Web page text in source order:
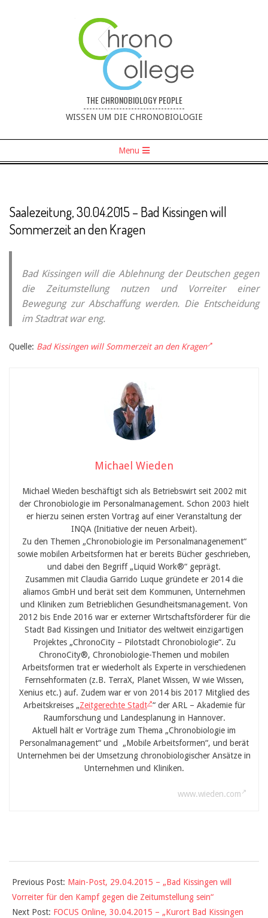
THE CHRONOBIOLOGY PEOPLE
----------------------------------
WISSEN UM DIE CHRONOBIOLOGIE
Menu
Saalezeitung, 30.04.2015 – Bad Kissingen will
Sommerzeit an den Kragen
Bad Kissingen will die Ablehnung der Deutschen gegen
die Zeitumstellung nutzen und Vorreiter einer
Bewegung zur Abschaffung werden. Die Entscheidung
im Stadtrat war eng.
Quelle: Bad Kissingen will Sommerzeit an den Kragen
Michael Wieden
Michael Wieden beschäftigt sich als Betriebswirt seit 2002 mit
der Chronobiologie im Personalmanagement. Schon 2003 hielt
er hierzu seinen ersten Vortrag auf einer Veranstaltung der
INQA (Initiative der neuen Arbeit).
Zu den Themen „Chronobiologie im Personalmanagenement“
sowie mobilen Arbeitsformen hat er bereits Bücher geschrieben,
und dabei den Begriff „Liquid Work®“ geprägt.
Zusammen mit Claudia Garrido Luque gründete er 2014 die
aliamos GmbH und berät seit dem Kommunen, Unternehmen
und Kliniken zum Betrieblichen Gesundheitsmanagement. Von
2012 bis Ende 2016 war er externer Wirtschaftsförderer für die
Stadt Bad Kissingen und Initiator des weltweit einzigartigen
Projektes „ChronoCity – Pilotstadt Chronobiologie“. Zu
ChronoCity®, Chronobiologie-Themen und mobilen
Arbeitsformen trat er wiederholt als Experte in verschiedenen
Fernsehformaten (z.B. TerraX, Planet Wissen, W wie Wissen,
Xenius etc.) auf. Zudem war er von 2014 bis 2017 Mitglied des
Arbeitskreises „Zeitgerechte Stadt “ der ARL – Akademie für
Raumforschung und Landesplanung in Hannover.
Aktuell hält er Vorträge zum Thema „Chronobiologie im
Personalmanagement“ und „Mobile Arbeitsformen“, und berät
Unternehmen bei der Umsetzung chronobiologischer Ansätze in
Unternehmen und Kliniken.
www.wieden.com
Previous Post: Main-Post, 29.04.2015 – „Bad Kissingen will
Vorreiter für den Kampf gegen die Zeitumstellung sein“
Next Post: FOCUS Online, 30.04.2015 – „Kurort Bad Kissingen